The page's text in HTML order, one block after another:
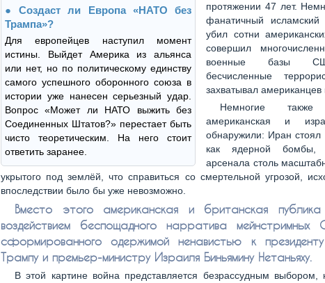
Создаст ли Европа «НАТО без
Трампа»?
Для европейцев наступил момент
истины. Выйдет Америка из альянса
или нет, но по политическому единству
самого успешного оборонного союза в
истории уже нанесен серьезный удар.
Вопрос «Может ли НАТО выжить без
Соединенных Штатов?» перестает быть
чисто теоретическим. На него стоит
ответить заранее.
протяжении 47 лет.
фанатичный
убил сотни
совершил
военные базы
бесчисленные
захватывал американцев
Немногие
американская и
обнаружили: Иран стоял
как ядерной бомбы,
арсенала столь
укрытого под землёй, что справиться со смертельной угрозой,
впоследствии было бы уже невозможно.
Вместо этого американская и британская
воздействием беспощадного нарратива
сформированного одержимой ненавистью к
Трампу и премьер-министру Израиля Биньямину Нетаньяху.
В этой картине война представляется безрассудным